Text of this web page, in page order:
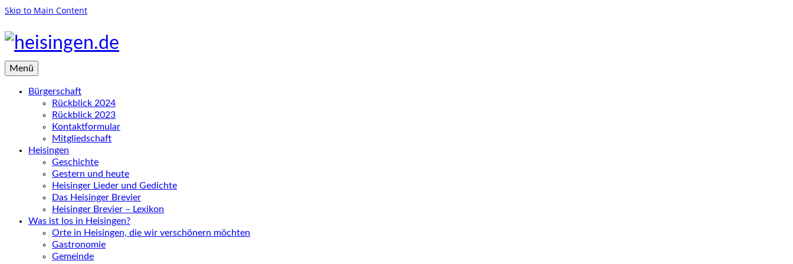
Skip to Main Content
Menü
Bürgerschaft
Rückblick 2024
Rückblick 2023
Kontaktformular
Mitgliedschaft
Heisingen
Geschichte
Gestern und heute
Heisinger Lieder und Gedichte
Das Heisinger Brevier
Heisinger Brevier – Lexikon
Was ist los in Heisingen?
Orte in Heisingen, die wir verschönern möchten
Gastronomie
Gemeinde